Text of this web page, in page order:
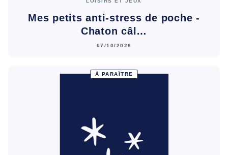
Mes petits anti-stress de poche -
Chaton câl…
07/10/2026
À PARAÎTRE